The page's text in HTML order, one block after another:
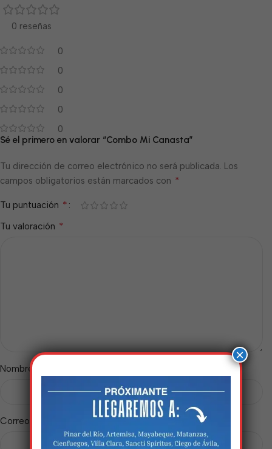
0 reseñas
0
0
0
0
0
Sé el primero en valorar “Combo Mi Canasta”
Tu dirección de correo electrónico no será publicada. Los
campos obligatorios están marcados con *
Tu puntuación *
Tu valoración *
Nombre
Correo electrónico
×